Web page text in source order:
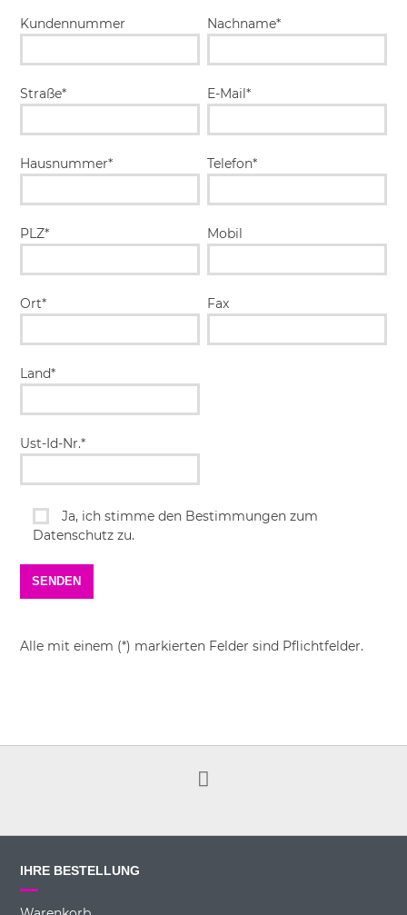
Kundennummer
Straße*
Hausnummer*
PLZ*
Ort*
Land*
Ust-Id-Nr.*
Nachname*
E-Mail*
Telefon*
Mobil
Fax
Ja, ich stimme den Bestimmungen zum
Datenschutz zu.
Alle mit einem (*) markierten Felder sind Pflichtfelder.
IHRE BESTELLUNG